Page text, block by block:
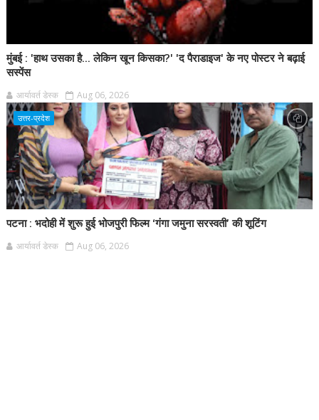
मुंबई : 'हाथ उसका है... लेकिन खून किसका?' 'द पैराडाइज' के नए पोस्टर ने बढ़ाई
सस्पेंस
आर्यावर्त डेस्क Aug 06, 2026
उत्तर-प्रदेश
पटना : भदोही में शुरू हुई भोजपुरी फिल्म ‘गंगा जमुना सरस्वती’ की शूटिंग
आर्यावर्त डेस्क Aug 06, 2026